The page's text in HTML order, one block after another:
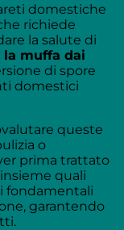
domestiche
richiede
la salute di
muffa dai
di spore
domestici
queste
o
prima trattato
quali
fondamentali
garantendo